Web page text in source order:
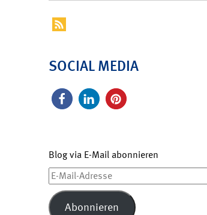
SOCIAL MEDIA
Blog via E-Mail abonnieren
E-
Mail-
Adresse
Abonnieren